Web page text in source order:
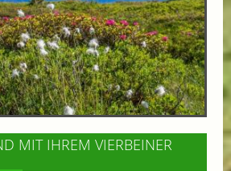
MIT IHREM VIERBEINER